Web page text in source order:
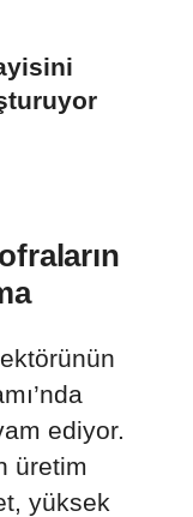
ediyor.
üretim
yüksek